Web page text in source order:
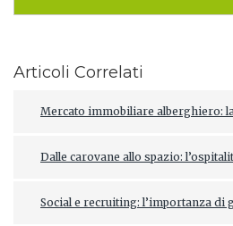
Articoli Correlati
Mercato immobiliare alberghiero:
Dalle carovane allo spazio:
Social e recruiting: l’importanza di